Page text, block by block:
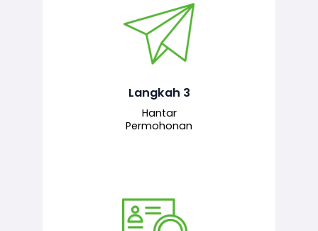
Langkah 3
Hantar
Permohonan
Permohonan yang lengkap dihantar
untuk proses semakan dan
bertanggungjawab.